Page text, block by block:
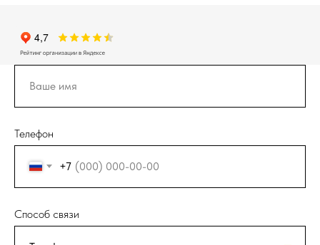
Телефон
+7
Способ связи